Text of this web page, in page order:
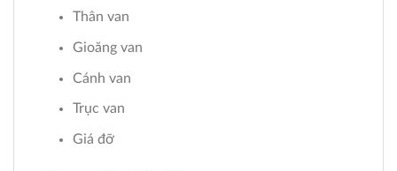
Thân van
Gioăng van
Cánh van
Trục van
Giá đỡ